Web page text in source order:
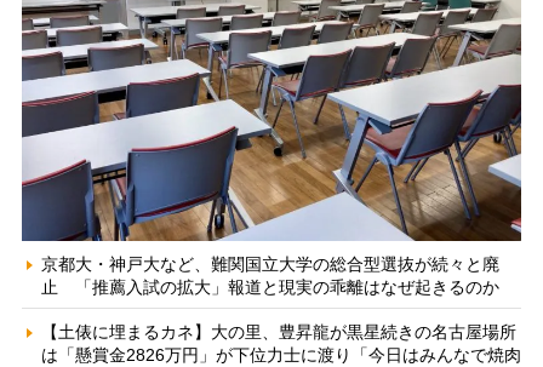
京都大・神戸大など、難関国立大学の総合型選抜が続々と廃
止 「推薦入試の拡大」報道と現実の乖離はなぜ起きるのか
【土俵に埋まるカネ】大の里、豊昇龍が黒星続きの名古屋場所
は「懸賞金2826万円」が下位力士に渡り「今日はみんなで焼肉